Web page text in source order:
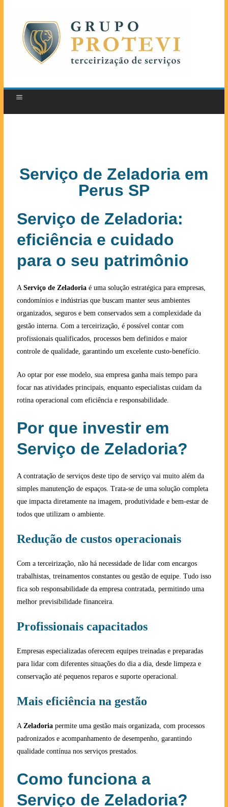
Serviço de Zeladoria em
Perus SP
Serviço de Zeladoria:
eficiência e cuidado
para o seu patrimônio
A Serviço de Zeladoriaé uma solução estratégica para empresas,
condomínios e indústrias que buscam manter seus ambientes
organizados, seguros e bem conservados sem a complexidade da
gestão interna. Com a terceirização, é possível contar com
profissionais qualificados, processos bem definidos e maior
controle de qualidade, garantindo um excelente custo-benefício.
Ao optar por esse modelo, sua empresa ganha mais tempo para
focar nas atividades principais, enquanto especialistas cuidam da
rotina operacional com eficiência e responsabilidade.
Por que investir em
Serviço de Zeladoria?
A contratação de serviços deste tipo de serviço vai muito além da
simples manutenção de espaços. Trata-se de uma solução completa
que impacta diretamente na imagem, produtividade e bem-estar de
todos que utilizam o ambiente.
Redução de custos operacionais
Com a terceirização, não há necessidade de lidar com encargos
trabalhistas, treinamentos constantes ou gestão de equipe. Tudo isso
fica sob responsabilidade da empresa contratada, permitindo uma
melhor previsibilidade financeira.
Profissionais capacitados
Empresas especializadas oferecem equipes treinadas e preparadas
para lidar com diferentes situações do dia a dia, desde limpeza e
conservação até pequenos reparos e suporte operacional.
Mais eficiência na gestão
A Zeladoria permite uma gestão mais organizada, com processos
padronizados e acompanhamento de desempenho, garantindo
qualidade contínua nos serviços prestados.
Como funciona a
Serviço de Zeladoria?